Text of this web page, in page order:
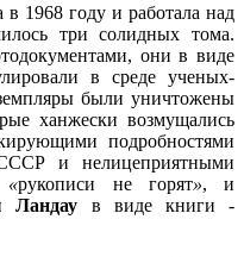
1968 году и работала над
три солидных тома.
они в виде
в среде ученых-
были уничтожены
ханжески возмущались
подробностями
и нелицеприятными
«рукописи не горят», и
Ландау в виде книги -